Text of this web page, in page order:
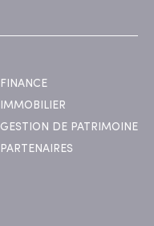
FINANCE
IMMOBILIER
GESTION DE PATRIMOINE
PARTENAIRES